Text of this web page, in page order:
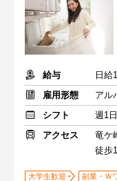
給与
日給
雇用形態
アル
シフト
週1
アクセス
竜ケ
徒歩
大学生歓迎 副業・Ｗ